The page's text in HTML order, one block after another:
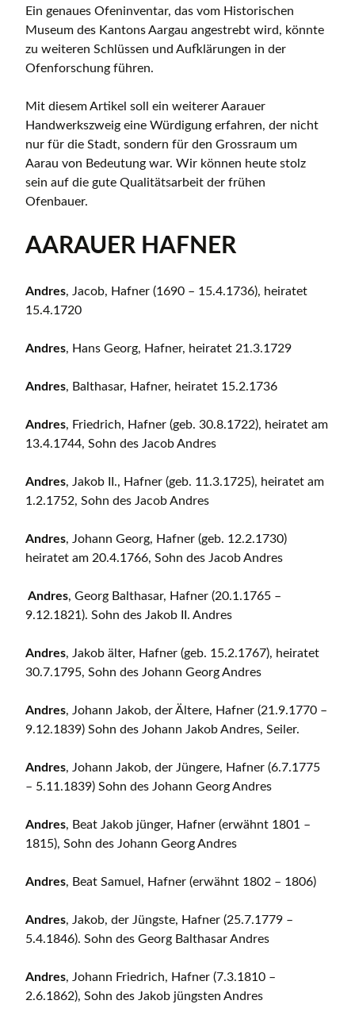
Ein genaues Ofeninventar, das vom Historischen
Museum des Kantons Aargau angestrebt wird, könnte
zu weiteren Schlüssen und Aufklärungen in der
Ofenforschung führen.
Mit diesem Artikel soll ein weiterer Aarauer
Handwerkszweig eine Würdigung erfahren, der nicht
nur für die Stadt, sondern für den Grossraum um
Aarau von Bedeutung war. Wir können heute stolz
sein auf die gute Qualitätsarbeit der frühen
Ofenbauer.
AARAUER HAFNER
Andres, Jacob, Hafner (1690 – 15.4.1736), heiratet
15.4.1720
Andres, Hans Georg, Hafner, heiratet 21.3.1729
Andres, Balthasar, Hafner, heiratet 15.2.1736
Andres, Friedrich, Hafner (geb. 30.8.1722), heiratet am
13.4.1744, Sohn des Jacob Andres
Andres, Jakob II., Hafner (geb. 11.3.1725), heiratet am
1.2.1752, Sohn des Jacob Andres
Andres, Johann Georg, Hafner (geb. 12.2.1730)
heiratet am 20.4.1766, Sohn des Jacob Andres
Andres, Georg Balthasar, Hafner (20.1.1765 –
9.12.1821). Sohn des Jakob II. Andres
Andres, Jakob älter, Hafner (geb. 15.2.1767), heiratet
30.7.1795, Sohn des Johann Georg Andres
Andres, Johann Jakob, der Ältere, Hafner (21.9.1770 –
9.12.1839) Sohn des Johann Jakob Andres, Seiler.
Andres, Johann Jakob, der Jüngere, Hafner (6.7.1775
– 5.11.1839) Sohn des Johann Georg Andres
Andres, Beat Jakob jünger, Hafner (erwähnt 1801 –
1815), Sohn des Johann Georg Andres
Andres, Beat Samuel, Hafner (erwähnt 1802 – 1806)
Andres, Jakob, der Jüngste, Hafner (25.7.1779 –
5.4.1846). Sohn des Georg Balthasar Andres
Andres, Johann Friedrich, Hafner (7.3.1810 –
2.6.1862), Sohn des Jakob jüngsten Andres